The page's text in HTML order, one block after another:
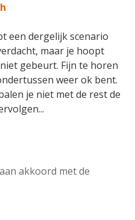
een dergelijk scenario
maar je hoopt
gebeurt. Fijn te horen
weer ok bent.
je niet met de rest de
akkoord met de